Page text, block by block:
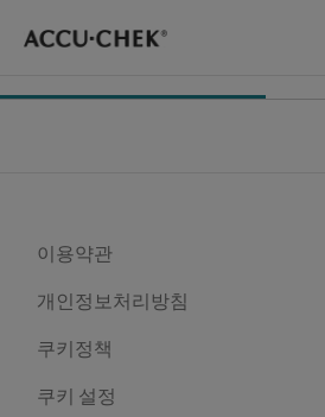
이용약관
개인정보처리방침
쿠키정책
쿠키 설정